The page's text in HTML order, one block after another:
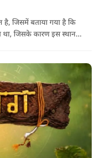
है, जिसमें बताया गया है कि
था, जिसके कारण इस स्थान